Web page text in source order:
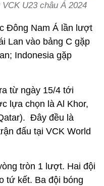
U23 châu Á 2024
Đông Nam Á lần lượt
Lan vào bảng C gặp
Indonesia gặp
từ ngày 15/4 tới
lựa chọn là Al Khor,
Đây đều là
đấu tại VCK World
tròn 1 lượt. Hai đội
tứ kết. Ba đội bóng